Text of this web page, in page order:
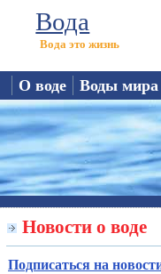
Вода
Вода это жизнь
О воде Воды мира
Новости о воде
Подписаться на